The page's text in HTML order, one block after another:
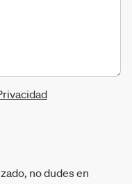
no dudes en